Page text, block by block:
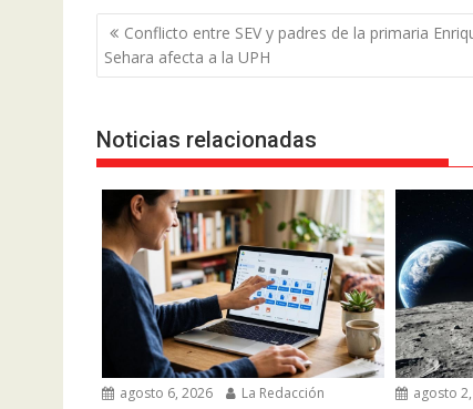
Navegación
de
entradas
Conflicto entre SEV y padres de la primaria
Sehara afecta a la UPH
Noticias relacionadas
agosto 6, 2026 La Redacción agosto